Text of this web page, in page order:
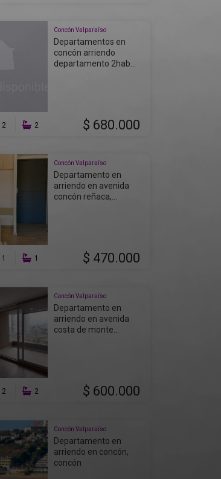
Concón Valparaíso
Departamentos en
concón arriendo
departamento 2hab...
2 2 $ 680.000
Concón Valparaíso
Departamento en
arriendo en avenida
concón reñaca,...
1 1 $ 470.000
Concón Valparaíso
Departamento en
arriendo en avenida
costa de monte...
2 2 $ 600.000
Concón Valparaíso
Departamento en
arriendo en concón,
concón